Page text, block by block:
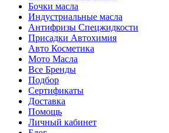
Бочки масла
Индустриальные масла
Антифризы Спецжидкости
Присадки Автохимия
Авто Косметика
Мото Масла
Все Бренды
Подбор
Сертификаты
Доставка
Помощь
Личный кабинет